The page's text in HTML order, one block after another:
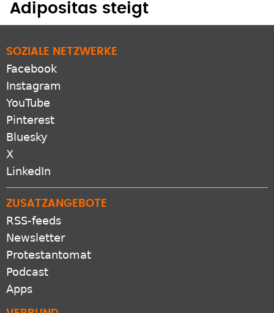
Adipositas steigt
SOZIALE NETZWERKE
Facebook
Instagram
YouTube
Pinterest
Bluesky
X
LinkedIn
ZUSATZANGEBOTE
RSS-feeds
Newsletter
Protestantomat
Podcast
Apps